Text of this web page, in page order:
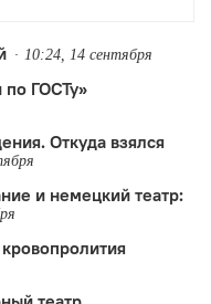
10:24, 14 сентября
по ГОСТу»
Откуда взялся
и немецкий театр: